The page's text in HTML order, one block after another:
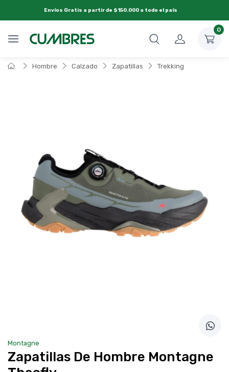
Envíos Gratis a partir de $150.000 a todo el país
0
Hombre Calzado Zapatillas Trekking
Montagne
Zapatillas De Hombre Montagne